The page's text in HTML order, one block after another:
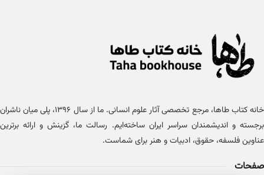
خانه کتاب طاها، مرجع تخصصی آثار علوم انسانی. ما از سال ۱۳۹۶، پلی میان ناشران
برجسته و اندیشمندان سراسر ایران ساخته‌ایم. رسالت ما، گزینش و ارائه برترین
عناوین فلسفه، حقوق، ادبیات و هنر برای شماست.
صفحات